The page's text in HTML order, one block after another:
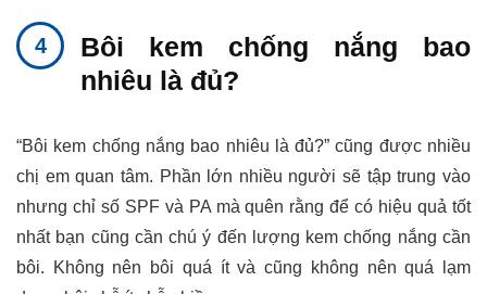
Bôi kem chống nắng bao
nhiêu là đủ?
“Bôi kem chống nắng bao nhiêu là đủ?” cũng được nhiều
chị em quan tâm. Phần lớn nhiều người sẽ tập trung vào
nhưng chỉ số SPF và PA mà quên rằng để có hiệu quả tốt
nhất bạn cũng cần chú ý đến lượng kem chống nắng cần
bôi. Không nên bôi quá ít và cũng không nên quá lạm